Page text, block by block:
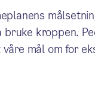
kroppen.
mål om for